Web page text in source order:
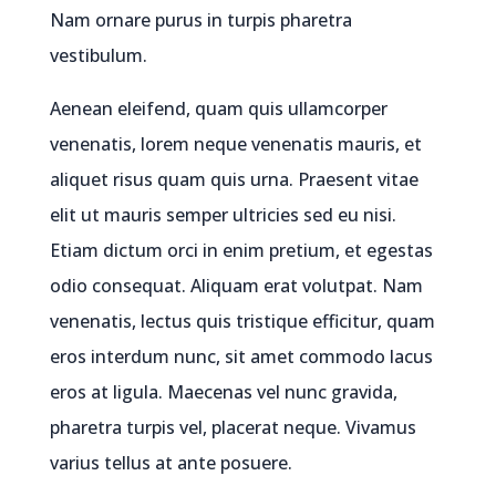
Nam ornare purus in turpis pharetra
vestibulum.
Aenean eleifend, quam quis ullamcorper
venenatis, lorem neque venenatis mauris, et
aliquet risus quam quis urna. Praesent vitae
elit ut mauris semper ultricies sed eu nisi.
Etiam dictum orci in enim pretium, et egestas
odio consequat. Aliquam erat volutpat. Nam
venenatis, lectus quis tristique efficitur, quam
eros interdum nunc, sit amet commodo lacus
eros at ligula. Maecenas vel nunc gravida,
pharetra turpis vel, placerat neque. Vivamus
varius tellus at ante posuere.